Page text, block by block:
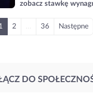
zobacz stawkę
2 36 Następne
DO